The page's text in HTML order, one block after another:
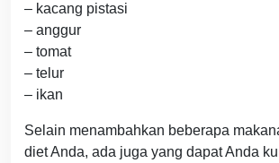
– kacang pistasi
– anggur
– tomat
– telur
– ikan
Selain menambahkan beberapa
diet Anda, ada juga yang dapat Anda